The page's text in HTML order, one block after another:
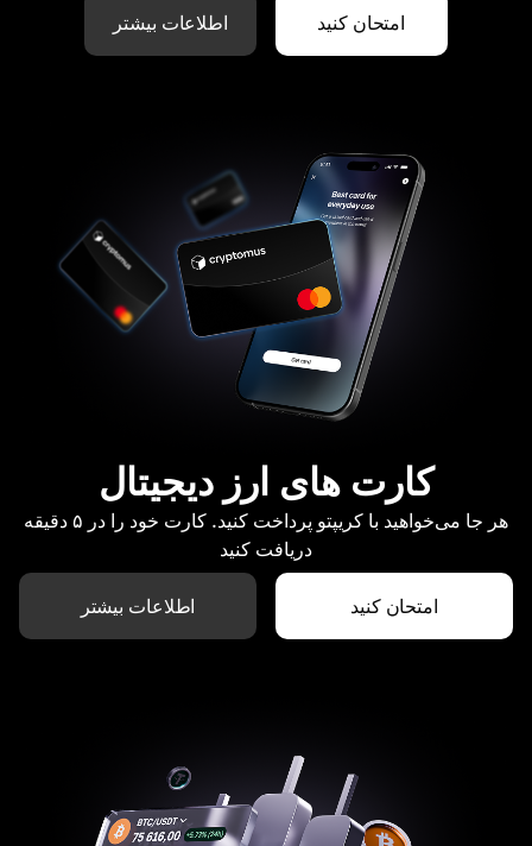
امتحان کنید اطلاعات بیشتر
کارت های ارز دیجیتال
هر جا می‌خواهید با کریپتو پرداخت کنید. کارت خود را در ۵ دقیقه
دریافت کنید
امتحان کنید اطلاعات بیشتر